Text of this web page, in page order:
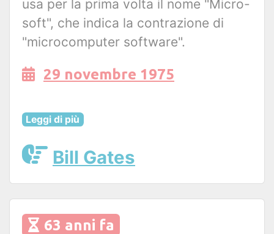
usa per la prima volta il nome "Micro-
soft", che indica la contrazione di
"microcomputer software".
29 novembre 1975
Leggi di più
Bill Gates
63 anni fa